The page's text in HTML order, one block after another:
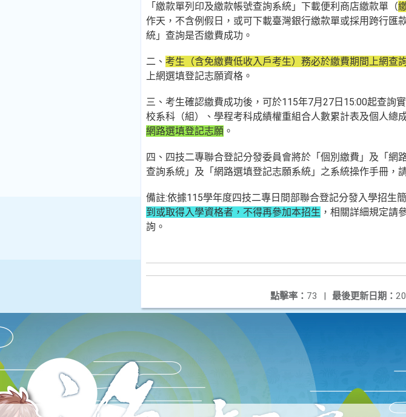
「繳款單列印及繳款帳號查詢系統」下載便利商店繳款單（
作天，不含例假日，或可下載臺灣銀行繳款單或採用跨行匯
統」查詢是否繳費成功。
二、 考生（含免繳費低收入戶考生）務必於繳費期間上網查
上網選填登記志願資格。
三、考生確認繳費成功後，可於115年7月27日15:00起查詢
校系科（組）、學程考科成績權重組合人數累計表及個人總
網路選填登記志願 。
四、四技二專聯合登記分發委員會將於「個別繳費」及「
查詢系統」及「網路選填登記志願系統」之系統操作手冊，
備註:依據115學年度四技二專日間部聯合登記分發入學招生
到或取得入學資格者，不得再參加本招生 ，相關詳細規定請
詢。
最後更新日期：
點擊率： 73 |